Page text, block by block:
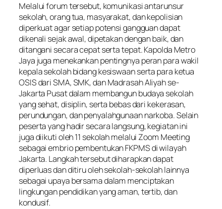
Melalui forum tersebut, komunikasi antarunsur
sekolah, orang tua, masyarakat, dan kepolisian
diperkuat agar setiap potensi gangguan dapat
dikenali sejak awal, dipetakan dengan baik, dan
ditangani secara cepat serta tepat. Kapolda Metro
Jaya juga menekankan pentingnya peran para wakil
kepala sekolah bidang kesiswaan serta para ketua
OSIS dari SMA, SMK, dan Madrasah Aliyah se-
Jakarta Pusat dalam membangun budaya sekolah
yang sehat, disiplin, serta bebas dari kekerasan,
perundungan, dan penyalahgunaan narkoba. Selain
peserta yang hadir secara langsung, kegiatan ini
juga diikuti oleh 11 sekolah melalui Zoom Meeting
sebagai embrio pembentukan FKPMS di wilayah
Jakarta. Langkah tersebut diharapkan dapat
diperluas dan ditiru oleh sekolah-sekolah lainnya
sebagai upaya bersama dalam menciptakan
lingkungan pendidikan yang aman, tertib, dan
kondusif.